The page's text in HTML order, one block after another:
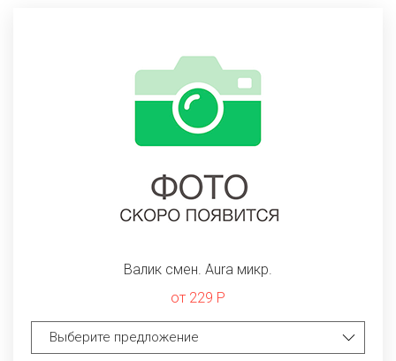
Валик смен. Aura микр.
от 229 Р